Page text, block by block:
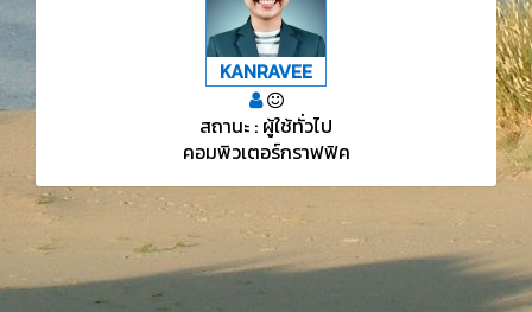
KANRAVEE
สถานะ : ผู้ใช้ทั่วไป
คอมพิวเตอร์กราฟฟิค